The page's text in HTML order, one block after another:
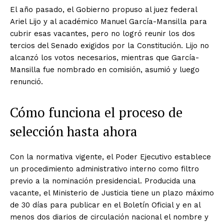
El año pasado, el Gobierno propuso al juez federal
Ariel Lijo y al académico Manuel García-Mansilla para
cubrir esas vacantes, pero no logró reunir los dos
tercios del Senado exigidos por la Constitución. Lijo no
alcanzó los votos necesarios, mientras que García-
Mansilla fue nombrado en comisión, asumió y luego
renunció.
Cómo funciona el proceso de
selección hasta ahora
Con la normativa vigente, el Poder Ejecutivo establece
un procedimiento administrativo interno como filtro
previo a la nominación presidencial. Producida una
vacante, el Ministerio de Justicia tiene un plazo máximo
de 30 días para publicar en el Boletín Oficial y en al
menos dos diarios de circulación nacional el nombre y